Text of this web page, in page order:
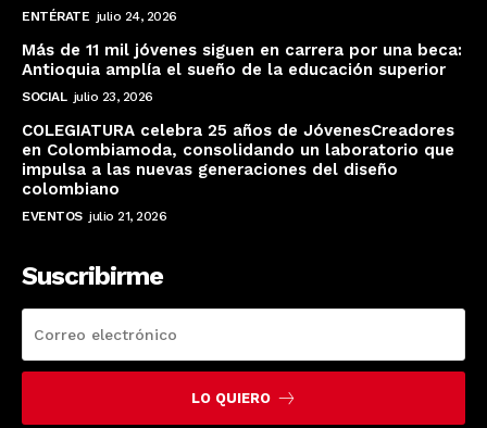
ENTÉRATE julio 24, 2026
Más de 11 mil jóvenes siguen en carrera por una beca:
Antioquia amplía el sueño de la educación superior
SOCIAL julio 23, 2026
COLEGIATURA celebra 25 años de JóvenesCreadores
en Colombiamoda, consolidando un laboratorio que
impulsa a las nuevas generaciones del diseño
colombiano
EVENTOS julio 21, 2026
Suscribirme
LO QUIERO